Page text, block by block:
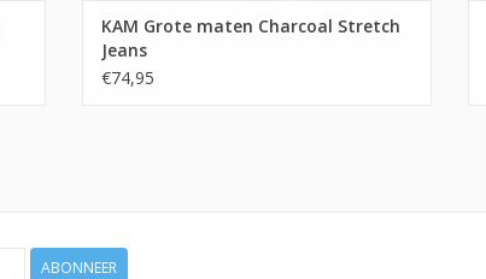
KAM Grote maten Charcoal Stretch
Jeans
€74,95
ABONNEER